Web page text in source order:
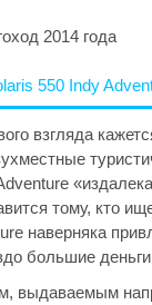
2014 года
взгляда
тому, кто
наверняка
большие
выдаваемым